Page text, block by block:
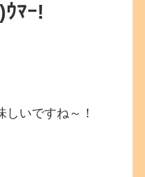
ﾏｰ!
しいですね～！